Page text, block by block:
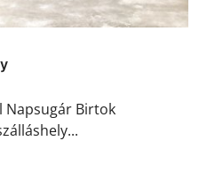
Napsugár Birtok